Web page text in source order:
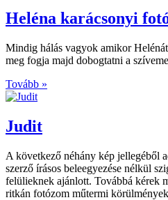
Heléna karácsonyi
Mindig hálás vagyok amikor
meg fogja majd dobogtatni a
Tovább »
Judit
A következő néhány kép jellegéből
szerző írásos beleegyezése nélkül
felülieknek ajánlott. Továbbá kérek
ritkán fotózom műtermi